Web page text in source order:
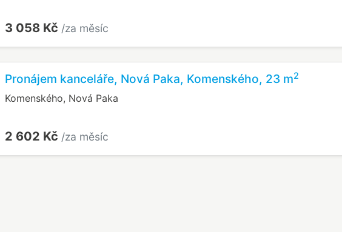
3 058 Kč /za měsíc
Pronájem kanceláře, Nová Paka, Komenského, 23 m2
Komenského, Nová Paka
2 602 Kč /za měsíc